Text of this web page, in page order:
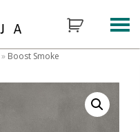
» Boost Smoke